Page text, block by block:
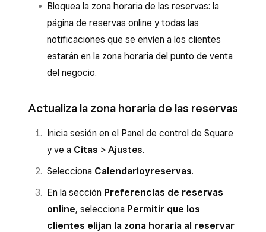
Bloquea la zona horaria de las reservas: la
página de reservas online y todas las
notificaciones que se envíen a los clientes
estarán en la zona horaria del punto de venta
del negocio.
Actualiza la zona horaria de las reservas
Inicia sesión en el Panel de control de Square
y ve a Citas > Ajustes.
Selecciona Calendarioyreservas.
En la sección Preferencias de reservas
online, selecciona Permitir que los
clientes elijan la zona horaria al reservar